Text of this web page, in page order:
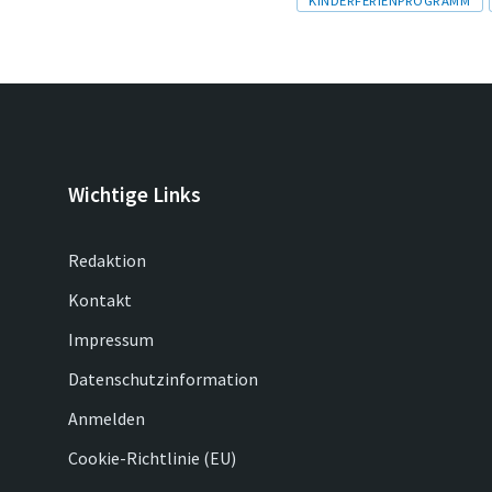
Wichtige Links
Redaktion
Kontakt
Impressum
Datenschutzinformation
Anmelden
Cookie-Richtlinie (EU)